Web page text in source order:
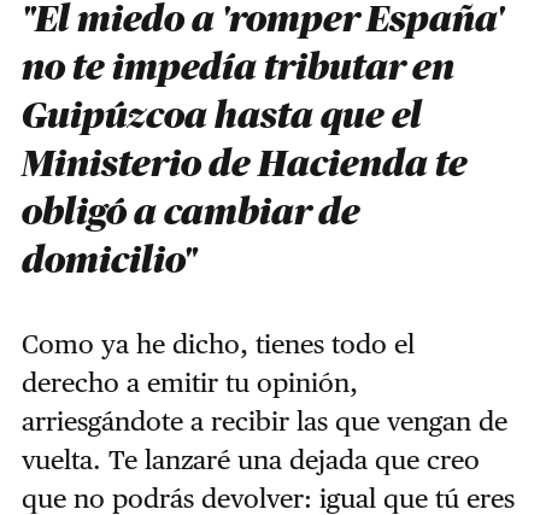
"El miedo a 'romper España'
no te impedía tributar en
Guipúzcoa hasta que el
Ministerio de Hacienda te
obligó a cambiar de
domicilio"
Como ya he dicho, tienes todo el
derecho a emitir tu opinión,
arriesgándote a recibir las que vengan de
vuelta. Te lanzaré una dejada que creo
que no podrás devolver: igual que tú eres